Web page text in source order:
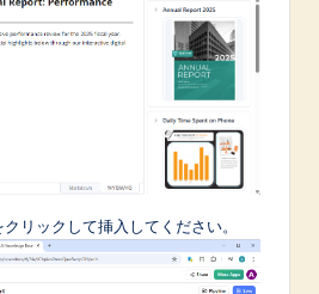
リックして挿入してください。